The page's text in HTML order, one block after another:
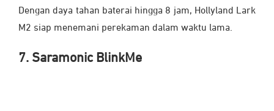
Dengan daya tahan baterai hingga 8 jam, Hollyland Lark
M2 siap menemani perekaman dalam waktu lama.
7. Saramonic BlinkMe